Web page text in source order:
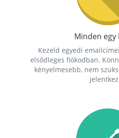
Minden egy
Kezeld egyedi
elsődleges fiókodban.
kényelmesebb, nem